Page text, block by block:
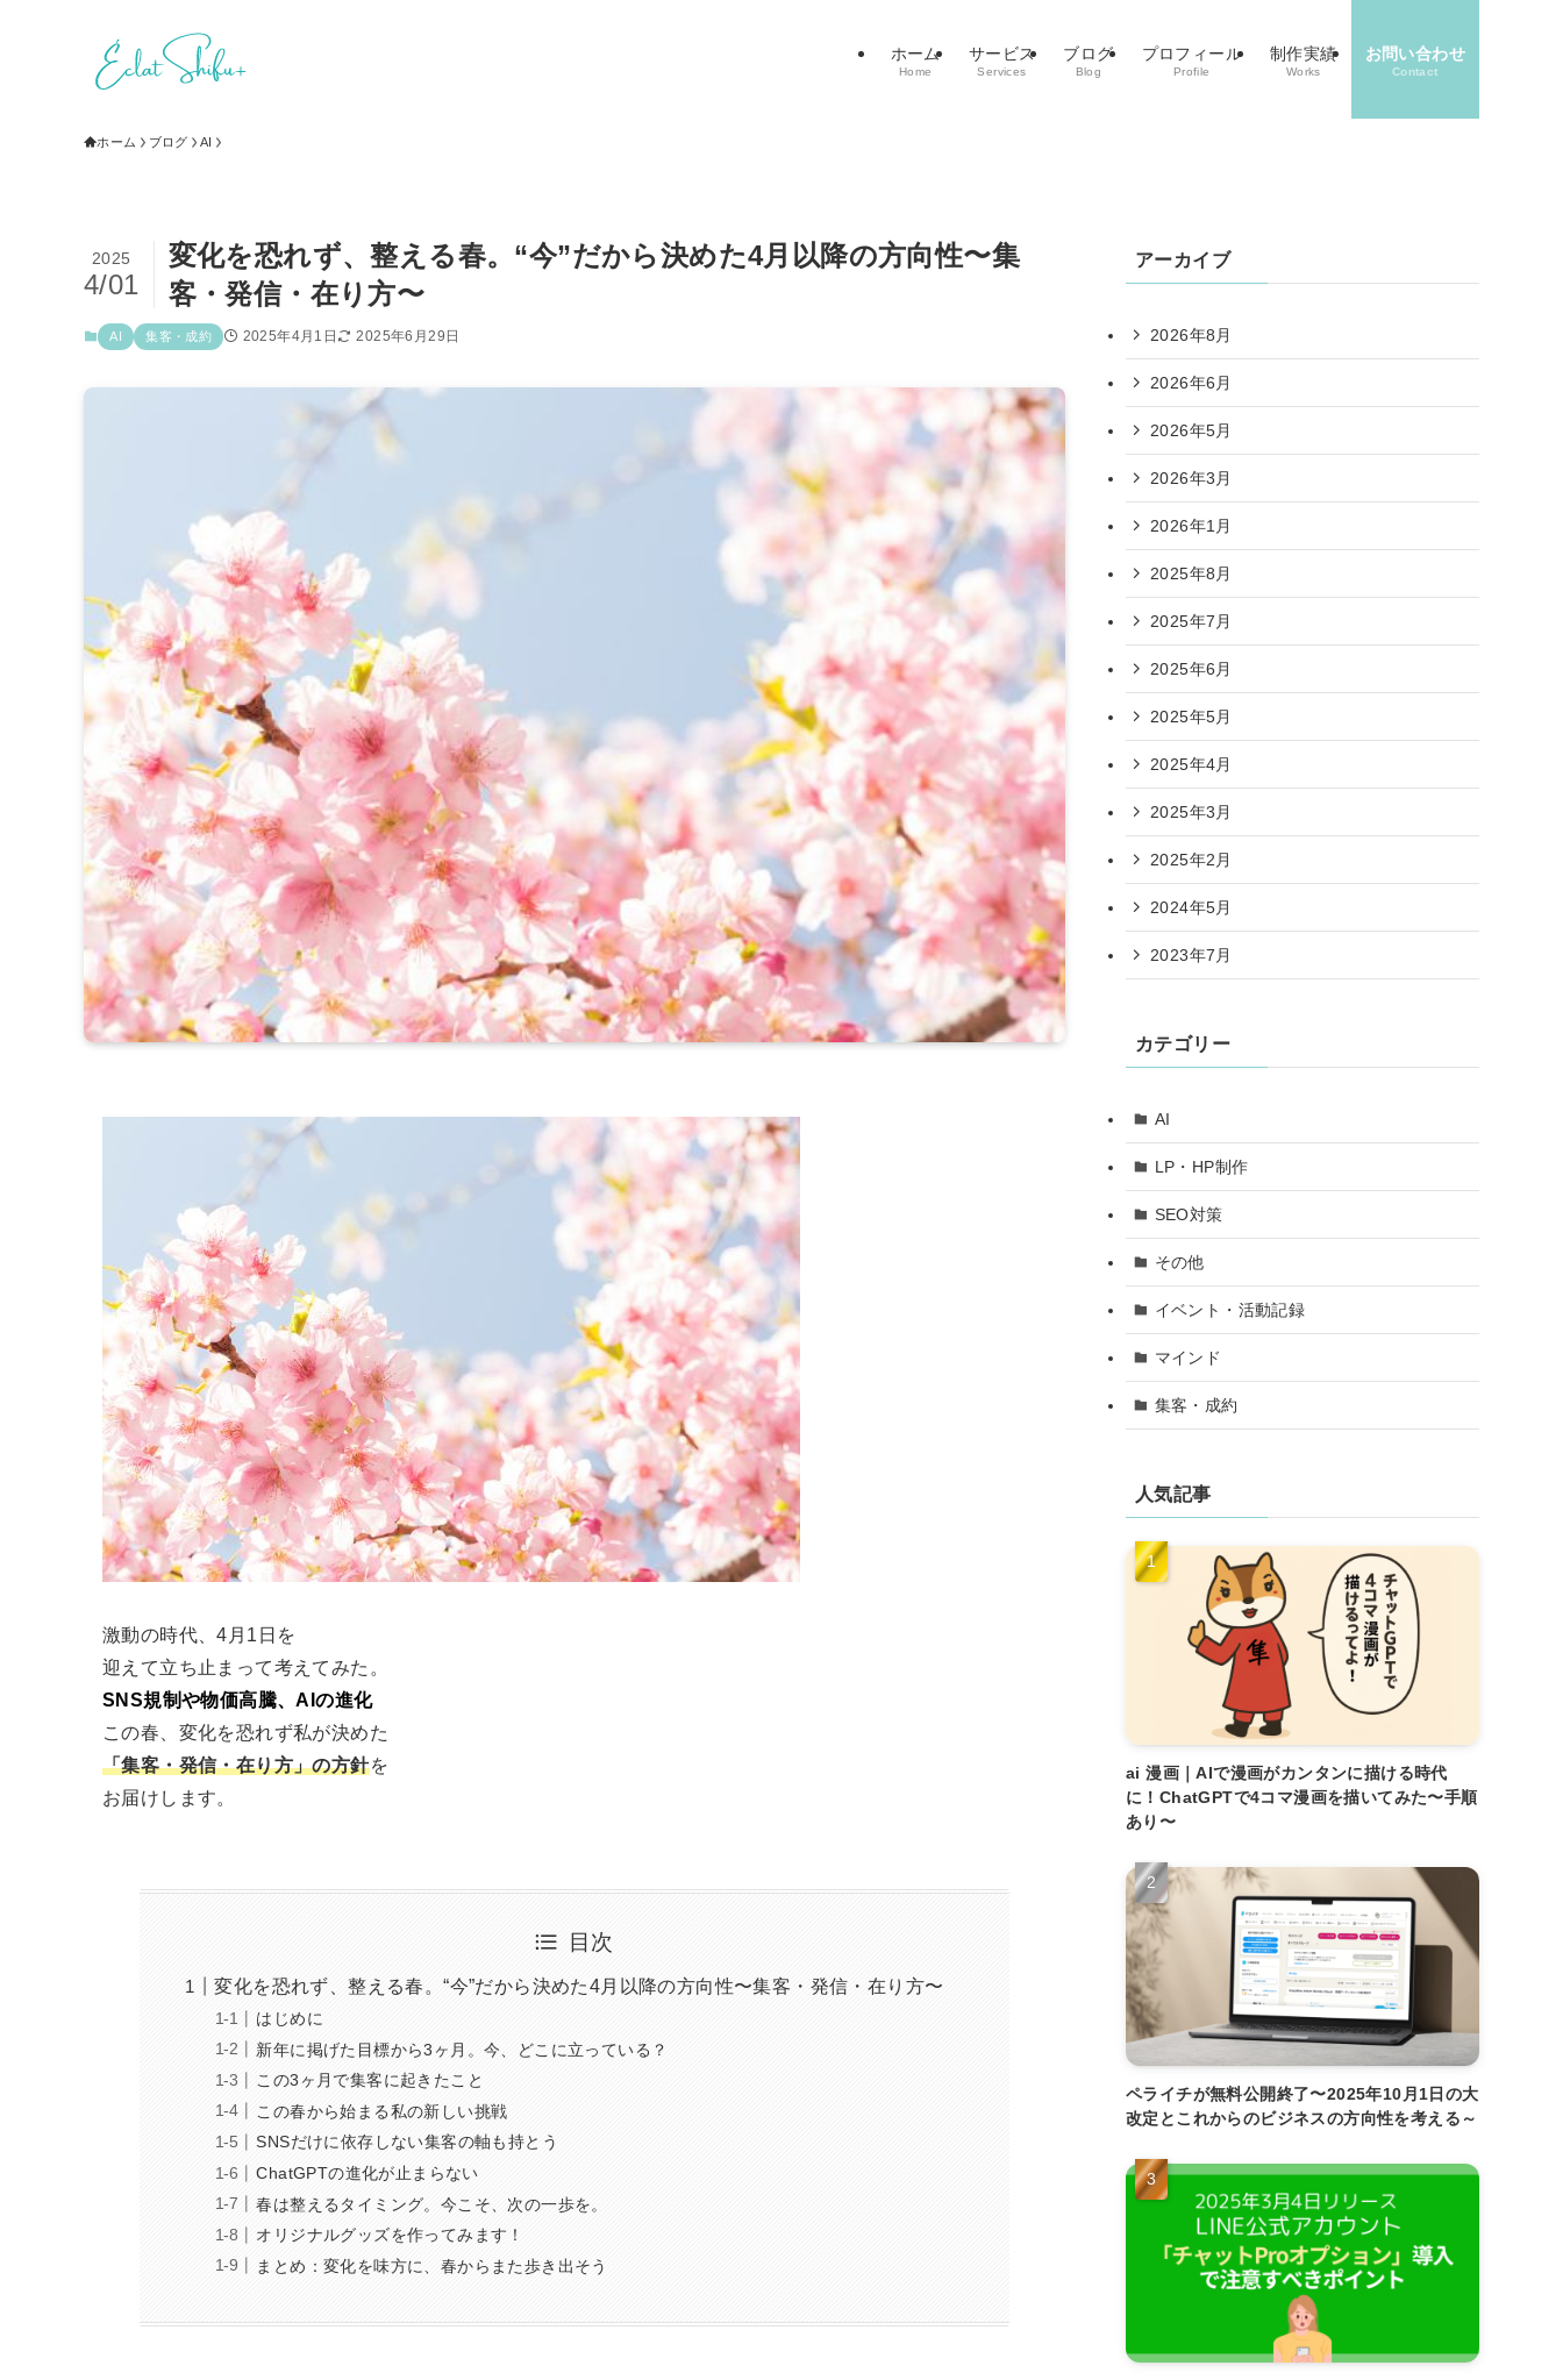
ホーム
Home
サービス
Services
ブログ
Blog
プロフィール
Profile
制作実績
Works
お問い合わせ
Contact
ホーム ブログ AI
変化を恐れず、整える春。“今”だから決めた4月以降の方向性〜集
客・発信・在り方〜
2025
4/01
AI 集客・成約 2025年4月1日 2025年6月29日
激動の時代、4月1日を
迎えて立ち止まって考えてみた。
SNS規制や物価高騰、AIの進化
この春、変化を恐れず私が決めた
「集客・発信・在り方」の方針を
お届けします。
目次
変化を恐れず、整える春。“今”だから決めた4月以降の方向性〜集客・発信・在り方〜
はじめに
新年に掲げた目標から3ヶ月。今、どこに立っている？
この3ヶ月で集客に起きたこと
この春から始まる私の新しい挑戦
SNSだけに依存しない集客の軸も持とう
ChatGPTの進化が止まらない
春は整えるタイミング。今こそ、次の一歩を。
オリジナルグッズを作ってみます！
まとめ：変化を味方に、春からまた歩き出そう
アーカイブ
2026年8月
2026年6月
2026年5月
2026年3月
2026年1月
2025年8月
2025年7月
2025年6月
2025年5月
2025年4月
2025年3月
2025年2月
2024年5月
2023年7月
カテゴリー
AI
LP・HP制作
SEO対策
その他
イベント・活動記録
マインド
集客・成約
人気記事
ai 漫画｜AIで漫画がカンタンに描ける時代
に！ChatGPTで4コマ漫画を描いてみた〜手順
あり〜
ペライチが無料公開終了〜2025年10月1日の大
改定とこれからのビジネスの方向性を考える～